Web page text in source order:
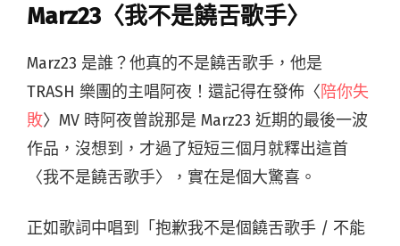
Marz23〈我不是饒舌歌手〉
Marz23 是誰？他真的不是饒舌歌手，他是
TRASH 樂團的主唱阿夜！還記得在發佈〈陪你失
敗〉MV 時阿夜曾說那是 Marz23 近期的最後一波
作品，沒想到，才過了短短三個月就釋出這首
〈我不是饒舌歌手〉，實在是個大驚喜。
正如歌詞中唱到「抱歉我不是個饒舌歌手 / 不能